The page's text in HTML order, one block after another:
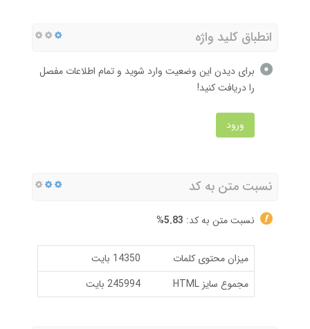
انطباق کلید واژه
برای دیدن این وضعیت وارد شوید و تمام اطلاعات مفصل
را دریافت کنید!
ورود
نسبت متن به کد
نسبت متن به کد: 5.83%
میزان محتوی کلمات
14350 بایت
مجموع سایز HTML
245994 بایت